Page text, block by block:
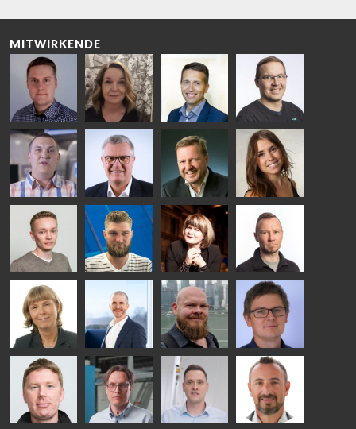
MITWIRKENDE
Riku Färm
HEAT
TREATMENT
SOLUTIONS
- GLASTON
Mari
Lehtinen
COMMUNICATIONS
- GLASTON
Miika
Äppelqvist
GLASS USE AND
ARCHITECTURE
- GLASTON
Antti
Aronen
GLASTON
Taneli
Ylinen
HEAT
TREATMENT
SOLUTIONS
- GLASTON
Uwe Risle
INSULATING
GLASS
TECHNOLOGY
- GLASTON
Mauri
Saksala
Mar
Garrido
Kalle
Kaijanen
Kuusela
GLASTON
Anna
Holmqvist
GLASTON
Jukka
Immonen
HEAT
TREATMENT
SOLUTIONS
- GLASTON
AgnetaS
COMMUNICATIONS
- GLASTON
Robert
Jenks
Pekka
Lyytikainen
Gennadi
Schadrin
GLASTON